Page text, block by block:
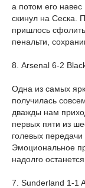
а потом его
скинул на Сеска.
пришлось
пенальти,
8. Arsenal 6-2
Одна из самых
получилась
дважды нам
первых пяти из
голевых
Эмоциональное
надолго
7. Sunderland 1-1